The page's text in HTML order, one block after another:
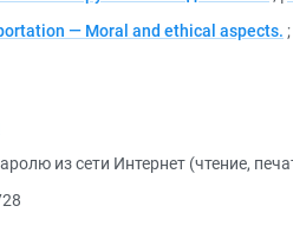
— Moral and ethical aspects. ;
из сети Интернет (чтение,